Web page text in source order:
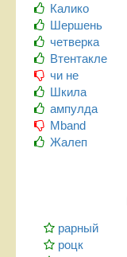
Калико
Шершень
четверка
Втентакле
чи не
Шкила
ампулда
Mband
Жалеп
рарный
роцк